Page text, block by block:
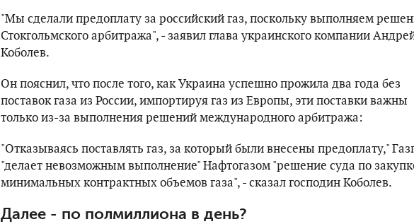
"Мы сделали предоплату за российский газ, поскольку выполняем
Стокгольмского арбитража", - заявил глава украинского компании
Коболев.
Он пояснил, что после того, как Украина успешно прожила два года без
поставок газа из России, импортируя газ из Европы, эти поставки важны
только из-за выполнения решений международного арбитража:
"Отказываясь поставлять газ, за ​​который были внесены предоплату,"
"делает невозможным выполнение" Нафтогазом "решение суда по
минимальных контрактных объемов газа", - сказал господин Коболев.
Далее - по полмиллиона в день?